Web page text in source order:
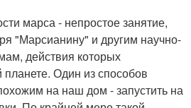
марса - непростое занятие,
"Марсианину" и другим научно-
действия которых
планете. Один из способов
на наш дом - запустить на